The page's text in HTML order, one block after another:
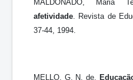
MALDONADO, Maria
afetividade . Revista de
37-44, 1994.
MELLO. G. N. de.